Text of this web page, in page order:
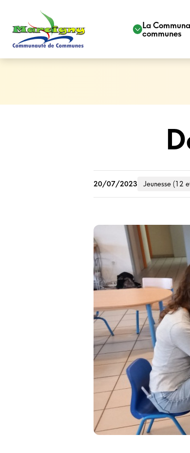
La
communes
20/07/2023 Jeunesse (12